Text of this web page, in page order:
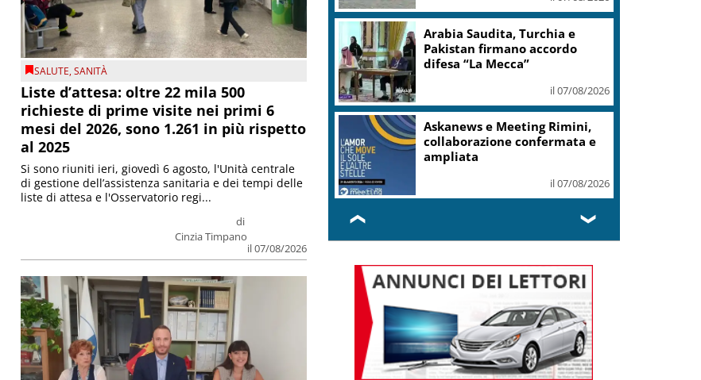
SALUTE,SANITÀ
Liste d’attesa: oltre 22 mila 500
richieste di prime visite nei primi 6
mesi del 2026, sono 1.261 in più rispetto
al 2025
di
Cinzia Timpano
il 07/08/2026
Si sono riuniti ieri, giovedì 6 agosto, l'Unità centrale
di gestione dell’assistenza sanitaria e dei tempi delle
liste di attesa e l'Osservatorio regi...
Arabia Saudita, Turchia e
Pakistan firmano accordo
difesa “La Mecca”
il 07/08/2026
Askanews e Meeting Rimini,
collaborazione confermata e
ampliata
il 07/08/2026
❮ ❯